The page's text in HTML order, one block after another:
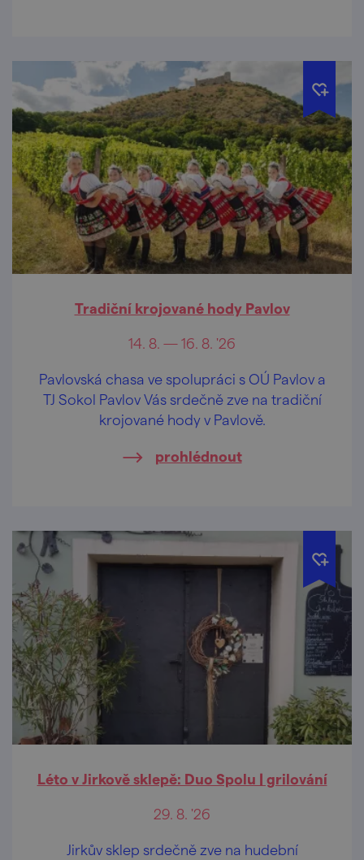
Tradiční krojované hody Pavlov
14. 8. — 16. 8. '26
Pavlovská chasa ve spolupráci s OÚ Pavlov a
TJ Sokol Pavlov Vás srdečně zve na tradiční
krojované hody v Pavlově.
prohlédnout
Léto v Jirkově sklepě: Duo Spolu | grilování
29. 8. '26
Jirkův sklep srdečně zve na hudební